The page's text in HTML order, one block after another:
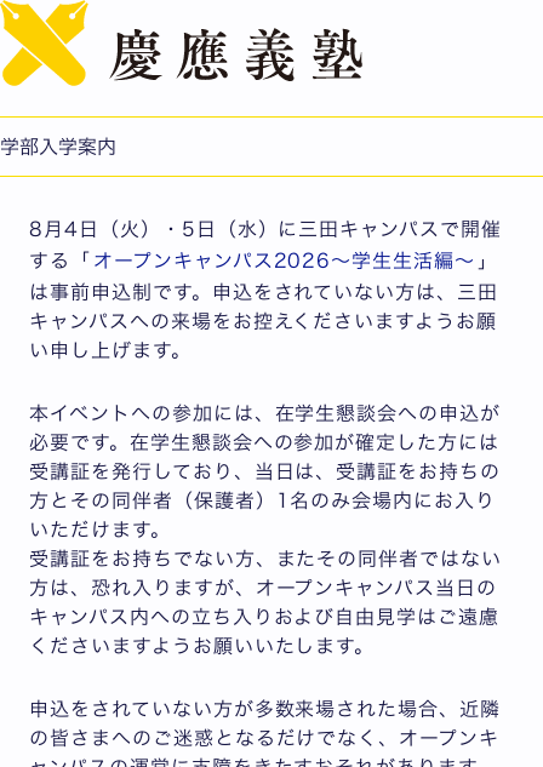
学部入学案内
オープンキャンパス当日のキャンパス来訪について
事務局
8月4日（火）・5日（水）に三田キャンパスで開催
する「 オープンキャンパス2026～学生生活編～ 」
は事前申込制です。申込をされていない方は、三田
キャンパスへの来場をお控えくださいますようお願
い申し上げます。
本イベントへの参加には、在学生懇談会への申込が
必要です。在学生懇談会への参加が確定した方には
受講証を発行しており、当日は、受講証をお持ちの
方とその同伴者（保護者）1名のみ会場内にお入り
いただけます。
受講証をお持ちでない方、またその同伴者ではない
方は、恐れ入りますが、オープンキャンパス当日の
キャンパス内への立ち入りおよび自由見学はご遠慮
くださいますようお願いいたします。
申込をされていない方が多数来場された場合、近隣
の皆さまへのご迷惑となるだけでなく、オープンキ